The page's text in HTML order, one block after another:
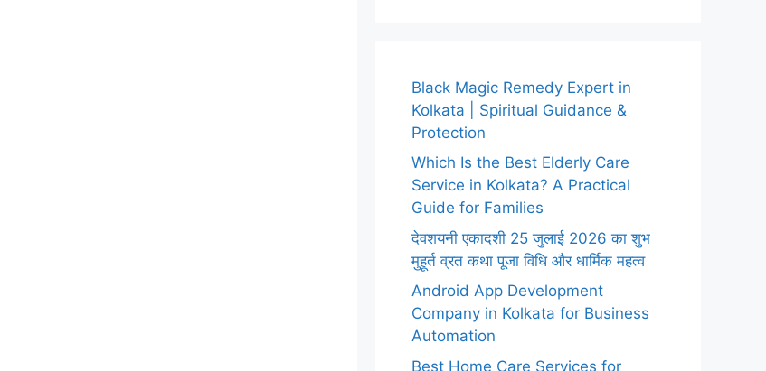
Black Magic Remedy Expert in
Kolkata | Spiritual Guidance &
Protection
Which Is the Best Elderly Care
Service in Kolkata? A Practical
Guide for Families
देवशयनी एकादशी 25 जुलाई 2026 का शुभ
मुहूर्त व्रत कथा पूजा विधि और धार्मिक महत्व
Android App Development
Company in Kolkata for Business
Automation
Best Home Care Services for